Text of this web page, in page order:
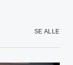
SE ALLE